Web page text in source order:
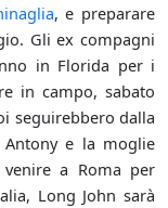
, e preparare
Gli ex compagni
in Florida per i
in campo, sabato
seguirebbero dalla
e la moglie
a Roma per
Long John sarà